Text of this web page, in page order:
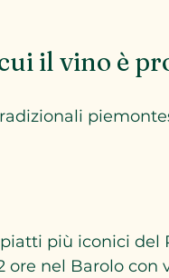
il vino è
più iconici del
nel Barolo con